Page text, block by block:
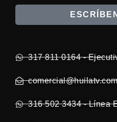
317 811 0164 -
316 502 3434 - Línea